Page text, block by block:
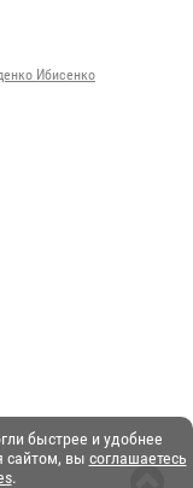
быстрее и удобнее
сайтом, вы соглашаетесь
.
Ибисенко